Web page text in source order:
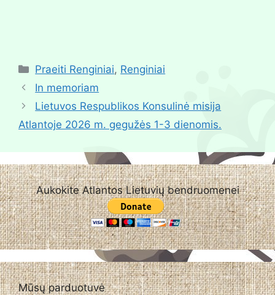
Praeiti Renginiai, Renginiai
In memoriam
Lietuvos Respublikos Konsulinė misija
Atlantoje 2026 m. gegužės 1-3 dienomis.
Aukokite Atlantos Lietuvių bendruomenei
Mūsų parduotuvė